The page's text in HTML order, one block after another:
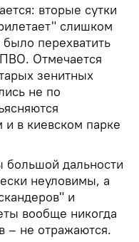
вторые сутки
слишком
перехватить
Отмечается
зенитных
не по
в киевском парке
большой дальности
неуловимы, а
и
вообще никогда
– не отражаются.